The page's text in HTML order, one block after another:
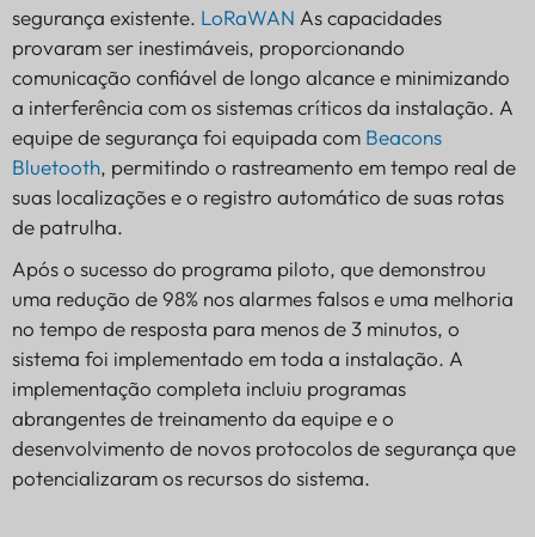
segurança existente. LoRaWAN As capacidades
provaram ser inestimáveis, proporcionando
comunicação confiável de longo alcance e minimizando
a interferência com os sistemas críticos da instalação. A
equipe de segurança foi equipada com Beacons
Bluetooth, permitindo o rastreamento em tempo real de
suas localizações e o registro automático de suas rotas
de patrulha.
Após o sucesso do programa piloto, que demonstrou
uma redução de 98% nos alarmes falsos e uma melhoria
no tempo de resposta para menos de 3 minutos, o
sistema foi implementado em toda a instalação. A
implementação completa incluiu programas
abrangentes de treinamento da equipe e o
desenvolvimento de novos protocolos de segurança que
potencializaram os recursos do sistema.